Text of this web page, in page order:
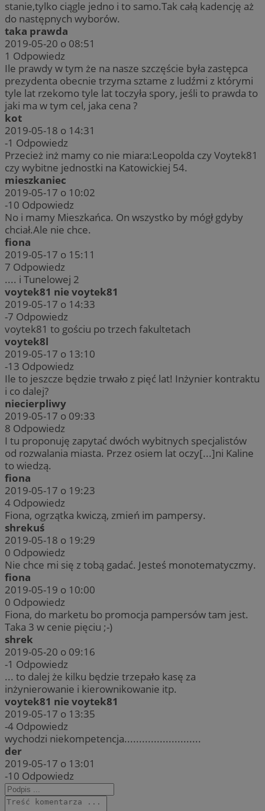
stanie,tylko ciągle jedno i to samo.Tak całą kadencję aż
do następnych wyborów.
taka prawda
2019-05-20 o 08:51
1 Odpowiedz
Ile prawdy w tym że na nasze szczęście była zastępca
prezydenta obecnie trzyma sztame z ludźmi z którymi
tyle lat rzekomo tyle lat toczyła spory, jeśli to prawda to
jaki ma w tym cel, jaka cena ?
kot
2019-05-18 o 14:31
-1 Odpowiedz
Przecież inż mamy co nie miara:Leopolda czy Voytek81
czy wybitne jednostki na Katowickiej 54.
mieszkaniec
2019-05-17 o 10:02
-10 Odpowiedz
No i mamy Mieszkańca. On wszystko by mógł gdyby
chciał.Ale nie chce.
fiona
2019-05-17 o 15:11
7 Odpowiedz
.... i Tunelowej 2
voytek81 nie voytek81
2019-05-17 o 14:33
-7 Odpowiedz
voytek81 to gościu po trzech fakultetach
voytek8l
2019-05-17 o 13:10
-13 Odpowiedz
Ile to jeszcze będzie trwało z pięć lat! Inżynier kontraktu
i co dalej?
niecierpliwy
2019-05-17 o 09:33
8 Odpowiedz
I tu proponuję zapytać dwóch wybitnych specjalistów
od rozwalania miasta. Przez osiem lat oczy[...]ni Kaline
to wiedzą.
fiona
2019-05-17 o 19:23
4 Odpowiedz
Fiona, ogrzątka kwiczą, zmień im pampersy.
shrekuś
2019-05-18 o 19:29
0 Odpowiedz
Nie chce mi się z tobą gadać. Jesteś monotematyczmy.
fiona
2019-05-19 o 10:00
0 Odpowiedz
Fiona, do marketu bo promocja pampersów tam jest.
Taka 3 w cenie pięciu ;-)
shrek
2019-05-20 o 09:16
-1 Odpowiedz
... to dalej że kilku będzie trzepało kasę za
inżynierowanie i kierownikowanie itp.
voytek81 nie voytek81
2019-05-17 o 13:35
-4 Odpowiedz
wychodzi niekompetencja..........................
der
2019-05-17 o 13:01
-10 Odpowiedz